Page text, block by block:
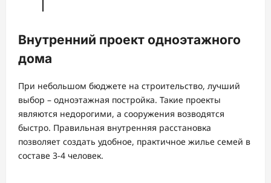
Внутренний проект одноэтажного
дома
При небольшом бюджете на строительство, лучший
выбор – одноэтажная постройка. Такие проекты
являются недорогими, а сооружения возводятся
быстро. Правильная внутренняя расстановка
позволяет создать удобное, практичное жилье семей в
составе 3-4 человек.